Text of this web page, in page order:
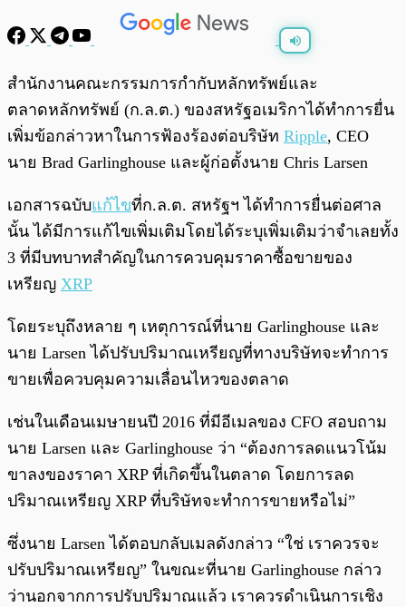
สำนักงานคณะกรรมการกำกับหลักทรัพย์และ
ตลาดหลักทรัพย์ (ก.ล.ต.) ของสหรัฐอเมริกาได้ทำการยื่น
เพิ่มข้อกล่าวหาในการฟ้องร้องต่อบริษัท Ripple, CEO
นาย Brad Garlinghouse และผู้ก่อตั้งนาย Chris Larsen
เอกสารฉบับแก้ไขที่ก.ล.ต. สหรัฐฯ ได้ทำการยื่นต่อศาล
นั้น ได้มีการแก้ไขเพิ่มเติมโดยได้ระบุเพิ่มเติมว่าจำเลยทั้ง
3 ที่มีบทบาทสำคัญในการควบคุมราคาซื้อขายของ
เหรียญ XRP
โดยระบุถึงหลาย ๆ เหตุการณ์ที่นาย Garlinghouse และ
นาย Larsen ได้ปรับปริมาณเหรียญที่ทางบริษัทจะทำการ
ขายเพื่อควบคุมความเลื่อนไหวของตลาด
เช่นในเดือนเมษายนปี 2016 ที่มีอีเมลของ CFO สอบถาม
นาย Larsen และ Garlinghouse ว่า “ต้องการลดแนวโน้ม
ขาลงของราคา XRP ที่เกิดขึ้นในตลาด โดยการลด
ปริมาณเหรียญ XRP ที่บริษัทจะทำการขายหรือไม่”
ซึ่งนาย Larsen ได้ตอบกลับเมลดังกล่าว “ใช่ เราควรจะ
ปรับปริมาณเหรียญ” ในขณะที่นาย Garlinghouse กล่าว
ว่านอกจากการปรับปริมาณแล้ว เราควรดำเนินการเชิง